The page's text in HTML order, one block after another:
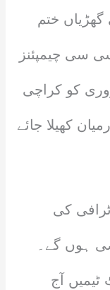
ختم
سی چیمپئنز
کا پہلا میچ آج 19فروری کو کراچی
کھیلا جائے
کی
ہوں گے۔
ٹیمیں آج